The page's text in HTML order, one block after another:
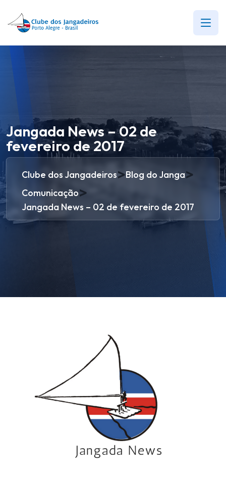
Jangada News – 02 de
fevereiro de 2017
Clube dos Jangadeiros>Blog do Janga>
Comunicação>
Jangada News – 02 de fevereiro de 2017